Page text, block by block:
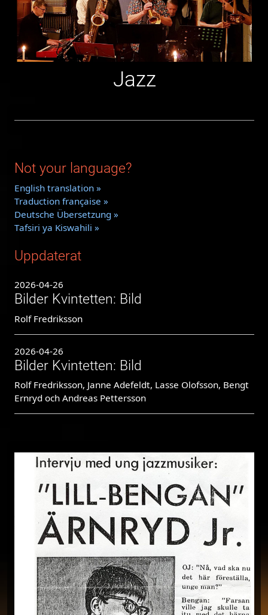
Jazz
Not your language?
English translation »
Traduction française »
Deutsche Übersetzung »
Tafsiri ya Kiswahili »
Uppdaterat
2026-04-26
Bilder Kvintetten: Bild
Rolf Fredriksson
2026-04-26
Bilder Kvintetten: Bild
Rolf Fredriksson, Janne Adefeldt, Lasse Olofsson, Bengt
Ernryd och Andreas Pettersson